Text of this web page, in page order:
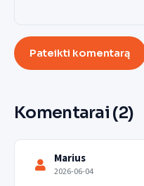
Pateikti komentarą
Komentarai (2)
Marius
2026-06-04